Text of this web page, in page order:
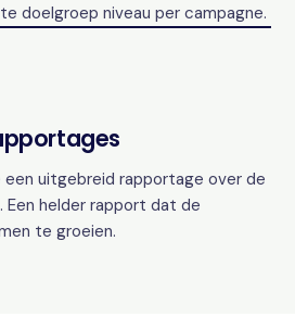
doelgroep niveau per campagne.
een uitgebreid rapportage over de
helder rapport dat de
te groeien.